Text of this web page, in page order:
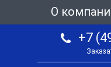
О
+7